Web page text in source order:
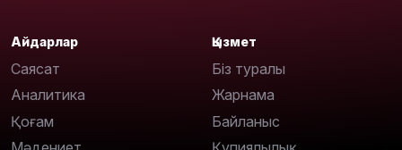
Айдарлар
Саясат
Аналитика
Қоғам
Қызмет
Біз туралы
Жарнама
Байланыс